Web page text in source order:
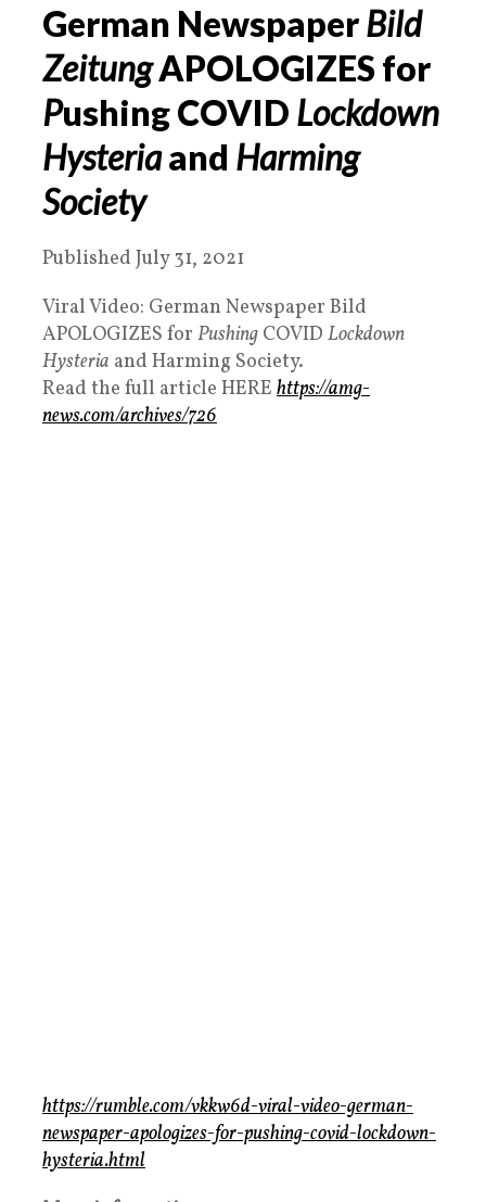
German NewspaperBild
ZeitungAPOLOGIZES for
Pushing COVID Lockdown
Hysteriaand Harming
Society
Published July 31, 2021
Viral Video: German Newspaper Bild
APOLOGIZES for Pushing COVID Lockdown
Hysteria and Harming Society.
Read the full article HERE https://amg-
news.com/archives/726
https://rumble.com/vkkw6d-viral-video-german-
newspaper-apologizes-for-pushing-covid-lockdown-
hysteria.html